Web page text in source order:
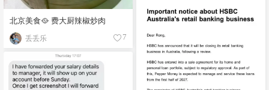
北京美食🥘 费大厨辣椒炒肉
丢丢乐 7